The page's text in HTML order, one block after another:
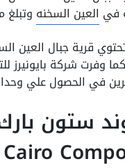
في العين السخنه وتبلغ
وفرت شركة بايونيرز
في الحصول علي
Cairo